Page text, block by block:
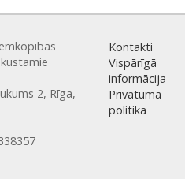
2, Rīga,
Kontakti
Vispārīgā
informācija
Privātuma
politika